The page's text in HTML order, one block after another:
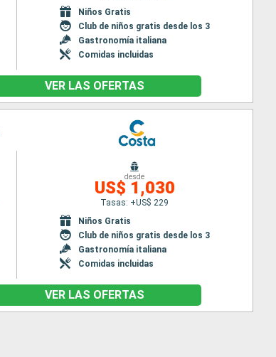
Niños Gratis
Club de niños gratis desde los 3
Gastronomía italiana
Comidas incluidas
VER LAS OFERTAS
desde
US$ 1,030
Tasas: +US$ 229
Niños Gratis
Club de niños gratis desde los 3
Gastronomía italiana
Comidas incluidas
VER LAS OFERTAS